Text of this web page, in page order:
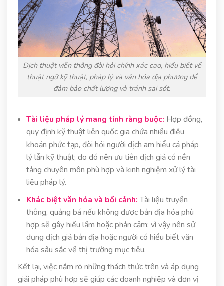
Dịch thuật viễn thông đòi hỏi chính xác cao, hiểu biết về
thuật ngữ kỹ thuật, pháp lý và văn hóa địa phương để
đảm bảo chất lượng và tránh sai sót.
Tài liệu pháp lý mang tính ràng buộc: Hợp đồng,
quy định kỹ thuật liên quốc gia chứa nhiều điều
khoản phức tạp, đòi hỏi người dịch am hiểu cả pháp
lý lẫn kỹ thuật; do đó nên ưu tiên dịch giả có nền
tảng chuyên môn phù hợp và kinh nghiệm xử lý tài
liệu pháp lý.
Khác biệt văn hóa và bối cảnh:Tài liệu truyền
thông, quảng bá nếu không được bản địa hóa phù
hợp sẽ gây hiểu lầm hoặc phản cảm; vì vậy nên sử
dụng dịch giả bản địa hoặc người có hiểu biết văn
hóa sâu sắc về thị trường mục tiêu.
Kết lại, việc nắm rõ những thách thức trên và áp dụng
giải pháp phù hợp sẽ giúp các doanh nghiệp và đơn vị